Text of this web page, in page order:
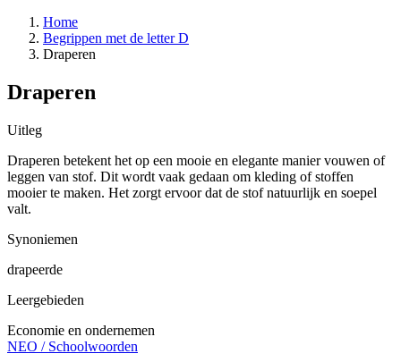
Home
Begrippen met de letter D
Draperen
Draperen
Uitleg
Draperen betekent het op een mooie en elegante manier vouwen of
leggen van stof. Dit wordt vaak gedaan om kleding of stoffen
mooier te maken. Het zorgt ervoor dat de stof natuurlijk en soepel
valt.
Synoniemen
drapeerde
Leergebieden
Economie en ondernemen
NEO / Schoolwoorden